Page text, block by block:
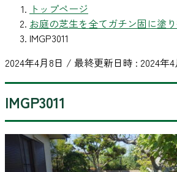
トップページ
お庭の芝生を全てガチン固に塗
IMGP3011
2024年4月8日 / 最終更新日時 : 2024年
IMGP3011